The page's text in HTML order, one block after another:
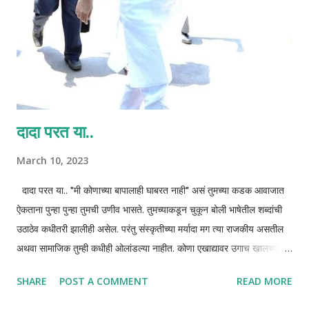
दादा परत या..
March 10, 2023
दादा परत या.. "मी कोणाच्या बापालाही घाबरत नाही" असं तुमच्या कडक आवाजात
ऐकताना पुन्हा पुन्हा तुमची उणीव भासते. तुमच्याकडून चुकून बोली भाषेतील शब्दांची
उठाठेव कधीतरी झालीही असेल. परंतु संस्कृतीच्या मर्यादा मग त्या राजकीय असतील
अथवा सामाजिक तुम्ही कधीही ओलांडल्या नाहीत. कोणा एखाद्यावर उगाच खालच्या
केल्याचं आठवत नाही. तुमचा बाज आणि दरारा वेगळाच होता आणि आहे.
SHARE POST A COMMENT READ MORE